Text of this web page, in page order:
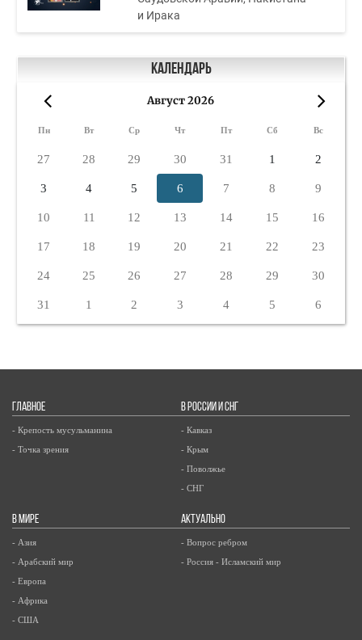
и Ирака
Календарь
Август 2026
Пн Вт Ср Чт Пт Сб Вс
27 28 29 30 31 1 2
3 4 5 6 7 8 9
10 11 12 13 14 15 16
17 18 19 20 21 22 23
24 25 26 27 28 29 30
31 1 2 3 4 5 6
ГЛАВНОЕ
- Крепость мусульманина
- Точка зрения
В РОССИИ И СНГ
- Кавказ
- Крым
- Поволжье
- СНГ
В МИРЕ
- Азия
- Арабский мир
- Европа
- Африка
- США
АКТУАЛЬНО
- Вопрос ребром
- Россия - Исламский мир